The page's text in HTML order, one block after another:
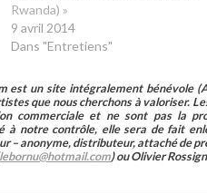
Rwanda) »
9 avril 2014
Dans "Entretiens"
est un site intégralement bénévole
que nous cherchons à valoriser.
commerciale et ne sont pas la
à notre contrôle, elle sera de fait
– anonyme, distributeur, attaché de
lebornu@hotmail.com) ou Olivier